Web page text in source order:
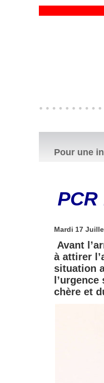
Pour une
Mardi 17
Avant
à attirer
situation
chère et